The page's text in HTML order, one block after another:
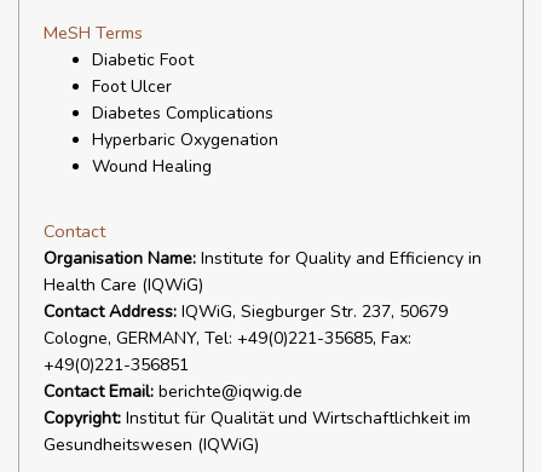
MeSH Terms
Diabetic Foot
Foot Ulcer
Diabetes Complications
Hyperbaric Oxygenation
Wound Healing
Contact
Organisation Name: Institute for Quality and Efficiency in
Health Care (IQWiG)
Contact Address: IQWiG, Siegburger Str. 237, 50679
Cologne, GERMANY, Tel: +49(0)221-35685, Fax:
+49(0)221-356851
Contact Email: berichte@iqwig.de
Copyright: Institut für Qualität und Wirtschaftlichkeit im
Gesundheitswesen (IQWiG)